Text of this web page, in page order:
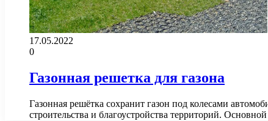
17.05.2022
0
Газонная решетка для газона
Газонная решётка сохранит газон под колесами
строительства и благоустройства территорий.